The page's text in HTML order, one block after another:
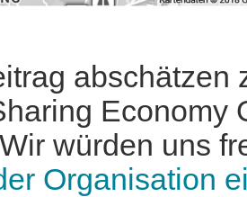
abschätzen
Economy
würden uns
Organisation